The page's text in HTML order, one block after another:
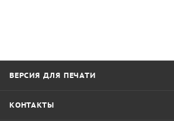
ВЕРСИЯ ДЛЯ ПЕЧАТИ
КОНТАКТЫ